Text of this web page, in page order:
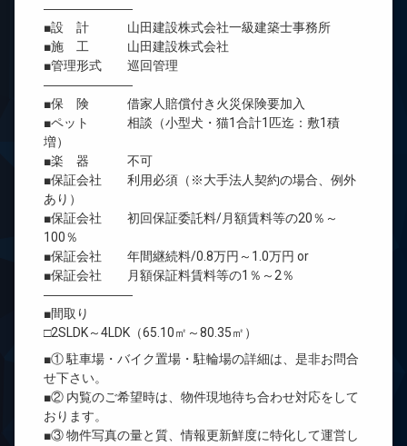
―――――――
■設 計 山田建設株式会社一級建築士事務所
■施 工 山田建設株式会社
■管理形式 巡回管理
―――――――
■保 険 借家人賠償付き火災保険要加入
■ペット 相談（小型犬・猫1合計1匹迄：敷1積
増）
■楽 器 不可
■保証会社 利用必須（※大手法人契約の場合、例外
あり）
■保証会社 初回保証委託料/月額賃料等の20％～
100％
■保証会社 年間継続料/0.8万円～1.0万円 or
■保証会社 月額保証料賃料等の1％～2％
―――――――
■間取り
□2SLDK～4LDK（65.10㎡～80.35㎡）
■① 駐車場・バイク置場・駐輪場の詳細は、是非お問合
せ下さい。
■② 内覧のご希望時は、物件現地待ち合わせ対応をして
おります。
■③ 物件写真の量と質、情報更新鮮度に特化して運営し